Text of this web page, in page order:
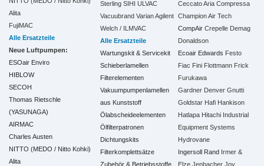
Alita
FujiMAC
Alle Ersatzteile
Neue Luftpumpen:
ESOair Enviro
HIBLOW
SECOH
Thomas Rietschle
(YASUNAGA)
AIRMAC
Charles Austen
NITTO (MEDO / Nitto Kohki)
Alita
Sterling SIHI ULVAC
Vacuubrand Varian Agilent
Welch / ILMVAC
Alle Ersatzteile
Wartungskit & Servicekit
Schieberlamellen
Filterelementen
Vakuumpumpenlamellen
aus Kunststoff
Ölabscheideelementen
Ölfilterpatronen
Dichtungskits
Filterkomplettsätze
Zubehör & Betriebsstoffe
Ceccato Aria Compressa
Champion Air Tech
CompAir Crepelle Demag
Donaldson
Ecoair Edwards Festo
Fiac Fini Flottmann Frick
Furukawa
Gardner Denver Gnutti
Goldstar Hafi Hankison
Hatlapa Hitachi Industrial
Equipment Systems
Hydrovane
Ingersoll Rand Irmer &
Elze Jenbacher Joy